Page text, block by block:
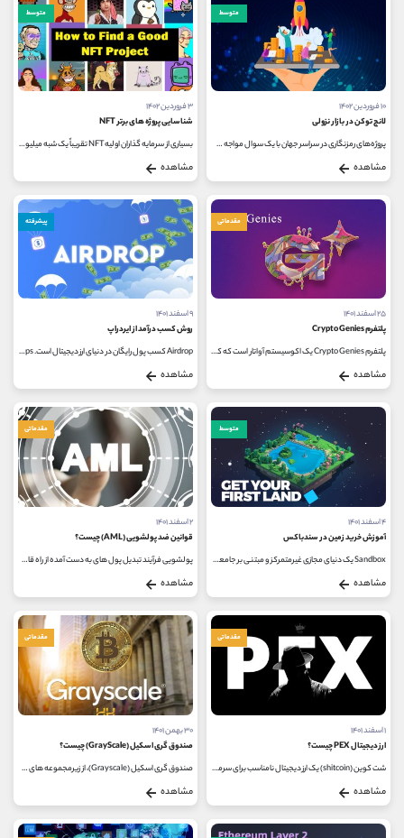
متوسط
۱۰ فروردین ۱۴۰۲
لانچ توکن در بازار نزولی
پروژه‌های رمزنگاری در سراسر جهان با یک سوال مواجه هستند که: با توجه به نوسانات و فصلی بودن کریپتوکارنسی، زمان مناسب برای...
مشاهده
متوسط
۳ فروردین ۱۴۰۲
شناسایی پروژه های برتر NFT
بسیاری از سرمایه گذاران اولیه NFT تقریباً یک شبه میلیونر شده اند. در آوریل 2021، یک NFT Bored Ape Yacht Club (BAYC) را فقط با 0.08 ETH ضرب شد. کمتر...
مشاهده
مقدماتی
۲۵ اسفند ۱۴۰۱
پلتفرم Crypto Genies
پلتفرم Crypto Genies یک اکوسیستم آواتار است که کاربران می توانند در وسایل مد سرمایه گذاری کنند، فضاها و اماکن را کشف کنند و دنیای...
مشاهده
پیشرفته
۹ اسفند ۱۴۰۱
روش کسب درآمد از ایردراپ
Airdrop کسب پول رایگان در دنیای ارز دیجیتال است. Airdrops معمولا توسط شرکت های نوظهور و ارزهای دیجیتال جدید ساخته می شود و شامل ارزهای...
مشاهده
متوسط
۴ اسفند ۱۴۰۱
آموزش خرید زمین در سندباکس
Sandbox یک دنیای مجازی غیرمتمرکز و مبتنی بر جامعه است که سازندگان می توانند دارایی های موجود در جهان را طراحی، به اشتراک گذاشته...
مشاهده
مقدماتی
۲ اسفند ۱۴۰۱
قوانین ضد پولشویی (AML) چیست؟
پولشویی فرآیند تبدیل پول های به دست آمده از راه قاچاق و یا جرم های دیگر، به پول های پاک و مشروع جهت وارد کردن آنها به نظام های...
مشاهده
مقدماتی
۱ اسفند ۱۴۰۱
ارز دیجیتال PEX چیست؟
شت کوین (shitcoin) یک ارز دیجیتال نامناسب برای سرمایه گذاری، فاقد حاکمیت، کیفیت، توزیع ثروت، ارزش واقعی و فناوری می باشد. شت کوین...
مشاهده
مقدماتی
۳۰ بهمن ۱۴۰۱
صندوق گری اسکیل (GrayScale) چیست؟
صندوق گری اسکیل (Grayscale)، از زیرمجموعه های شرکت سرمایه گذاری ارز دیجیتال کارنسی گروپ است که آن را با نماد DCG نشان می دهند. این...
مشاهده